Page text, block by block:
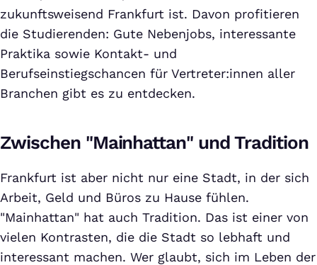
zukunftsweisend Frankfurt ist. Davon profitieren
die Studierenden: Gute Nebenjobs, interessante
Praktika sowie Kontakt- und
Berufseinstiegschancen für Vertreter:innen aller
Branchen gibt es zu entdecken.
Zwischen "Mainhattan" und Tradition
Frankfurt ist aber nicht nur eine Stadt, in der sich
Arbeit, Geld und Büros zu Hause fühlen.
"Mainhattan" hat auch Tradition. Das ist einer von
vielen Kontrasten, die die Stadt so lebhaft und
interessant machen. Wer glaubt, sich im Leben der